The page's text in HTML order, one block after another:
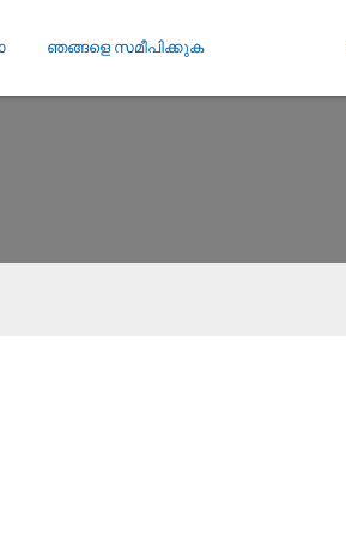
ഞങ്ങളെ സമീപിക്കുക